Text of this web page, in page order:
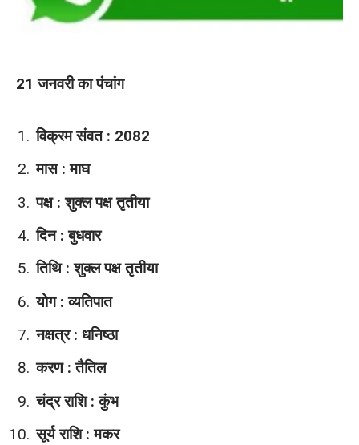
21 जनवरी का पंचांग
विक्रम संवत : 2082
मास : माघ
पक्ष : शुक्ल पक्ष तृतीया
दिन : बुधवार
तिथि : शुक्ल पक्ष तृतीया
योग : व्यतिपात
नक्षत्र : धनिष्ठा
करण : तैतिल
चंद्र राशि : कुंभ
सूर्य राशि : मकर